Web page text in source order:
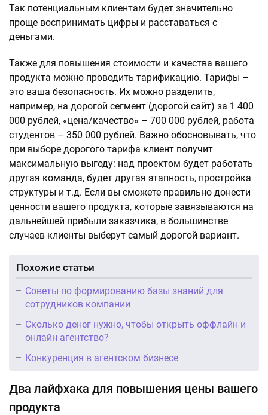
Так потенциальным клиентам будет значительно
проще воспринимать цифры и расставаться с
деньгами.
Также для повышения стоимости и качества вашего
продукта можно проводить тарификацию. Тарифы –
это ваша безопасность. Их можно разделить,
например, на дорогой сегмент (дорогой сайт) за 1 400
000 рублей, «цена/качество» – 700 000 рублей, работа
студентов – 350 000 рублей. Важно обосновывать, что
при выборе дорогого тарифа клиент получит
максимальную выгоду: над проектом будет работать
другая команда, будет другая этапность, простройка
структуры и т.д. Если вы сможете правильно донести
ценности вашего продукта, которые завязываются на
дальнейшей прибыли заказчика, в большинстве
случаев клиенты выберут самый дорогой вариант.
Похожие статьи
Советы по формированию базы знаний для
сотрудников компании
Сколько денег нужно, чтобы открыть оффлайн и
онлайн агентство?
Конкуренция в агентском бизнесе
Два лайфхака для повышения цены вашего
продукта